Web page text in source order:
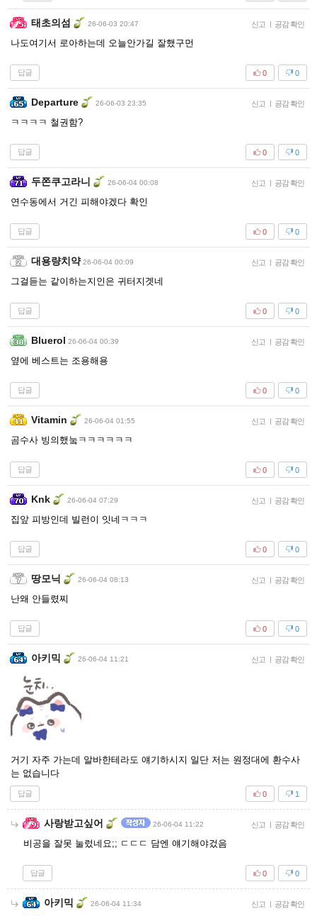
태초의섬 26-06-03 20:47 신고 | 공감 확인
나도여기서 로아하는데 오늘안가길 잘했구먼
답글 0
0
Departure 26-06-03 23:35 신고 | 공감 확인
ㅋㅋㅋㅋ 철권함?
답글 0
0
두쫀쿠고라니 26-06-04 00:08 신고 | 공감 확인
연수동에서 거긴 피해야겠다 확인
답글 0
0
대용량치약 26-06-04 00:09 신고 | 공감 확인
그걸듣는 같이하는지인은 귀터지겟네
답글 0
0
Bluerol 26-06-04 00:39 신고 | 공감 확인
옆에 베스트는 조용해용
답글 0
0
Vitamin 26-06-04 01:55 신고 | 공감 확인
곰수사 빙의했눜ㅋㅋㅋㅋㅋㅋ
답글 0
0
Knk 26-06-04 07:29 신고 | 공감 확인
집앞 피방인데 빌런이 잇네ㅋㅋㅋ
답글 0
0
땅모닉 26-06-04 08:13 신고 | 공감 확인
난왜 안들렸찌
답글 0
0
아키믹 26-06-04 11:21 신고 | 공감 확인
거기 자주 가는데 알바한테라도 얘기하시지 일단 저는 원정대에 환수사
는 없습니다
답글 1
0
사랑받고싶어 26-06-04 11:22 신고 | 공감 확인
비공을 잘못 눌렀네요;; ㄷㄷㄷ 담엔 얘기해야겄음
답글 0
0
아키믹 26-06-04 11:34 신고 | 공감 확인